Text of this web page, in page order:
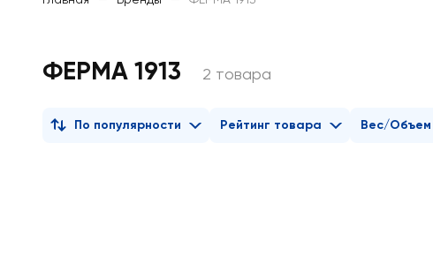
ФЕРМА 1913 2 товара
По популярности Рейтинг товара Вес/Объем